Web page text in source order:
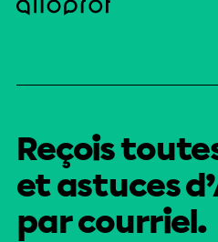
Reçois
et astuces
par courriel.